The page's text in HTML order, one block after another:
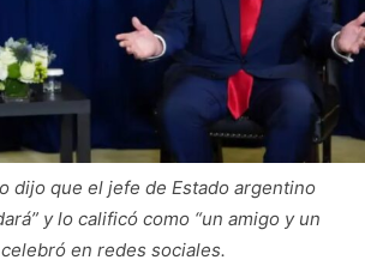
dijo que el jefe de Estado argentino
y lo calificó como “un amigo y un
en redes sociales.